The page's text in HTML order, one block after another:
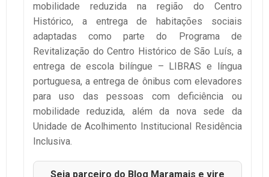
mobilidade reduzida na região do Centro
Histórico, a entrega de habitações sociais
adaptadas como parte do Programa de
Revitalização do Centro Histórico de São Luís, a
entrega de escola bilíngue – LIBRAS e língua
portuguesa, a entrega de ônibus com elevadores
para uso das pessoas com deficiência ou
mobilidade reduzida, além da nova sede da
Unidade de Acolhimento Institucional Residência
Inclusiva.
Seja parceiro do Blog Maramais e vire